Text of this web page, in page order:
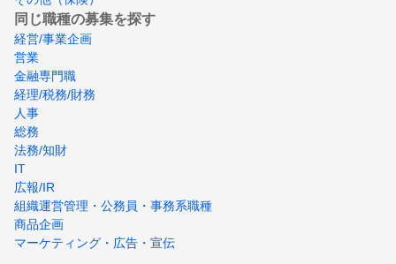
同じ職種の募集を探す
経営/事業企画
営業
金融専門職
経理/税務/財務
人事
総務
法務/知財
IT
広報/IR
組織運営管理・公務員・事務系職種
商品企画
マーケティング・広告・宣伝